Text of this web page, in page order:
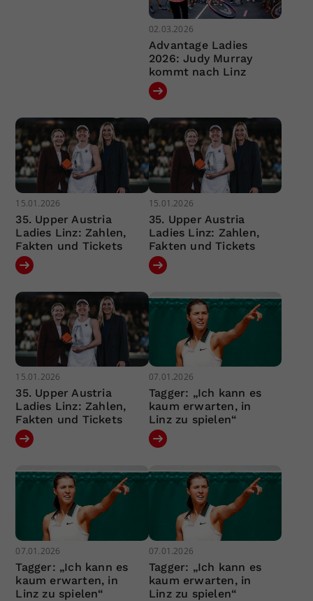
02.03.2026
Advantage Ladies
2026: Judy Murray
kommt nach Linz
15.01.2026
35. Upper Austria
Ladies Linz: Zahlen,
Fakten und Tickets
15.01.2026
35. Upper Austria
Ladies Linz: Zahlen,
Fakten und Tickets
15.01.2026
35. Upper Austria
Ladies Linz: Zahlen,
Fakten und Tickets
07.01.2026
Tagger: „Ich kann es
kaum erwarten, in
Linz zu spielen“
07.01.2026
Tagger: „Ich kann es
kaum erwarten, in
Linz zu spielen“
07.01.2026
Tagger: „Ich kann es
kaum erwarten, in
Linz zu spielen“